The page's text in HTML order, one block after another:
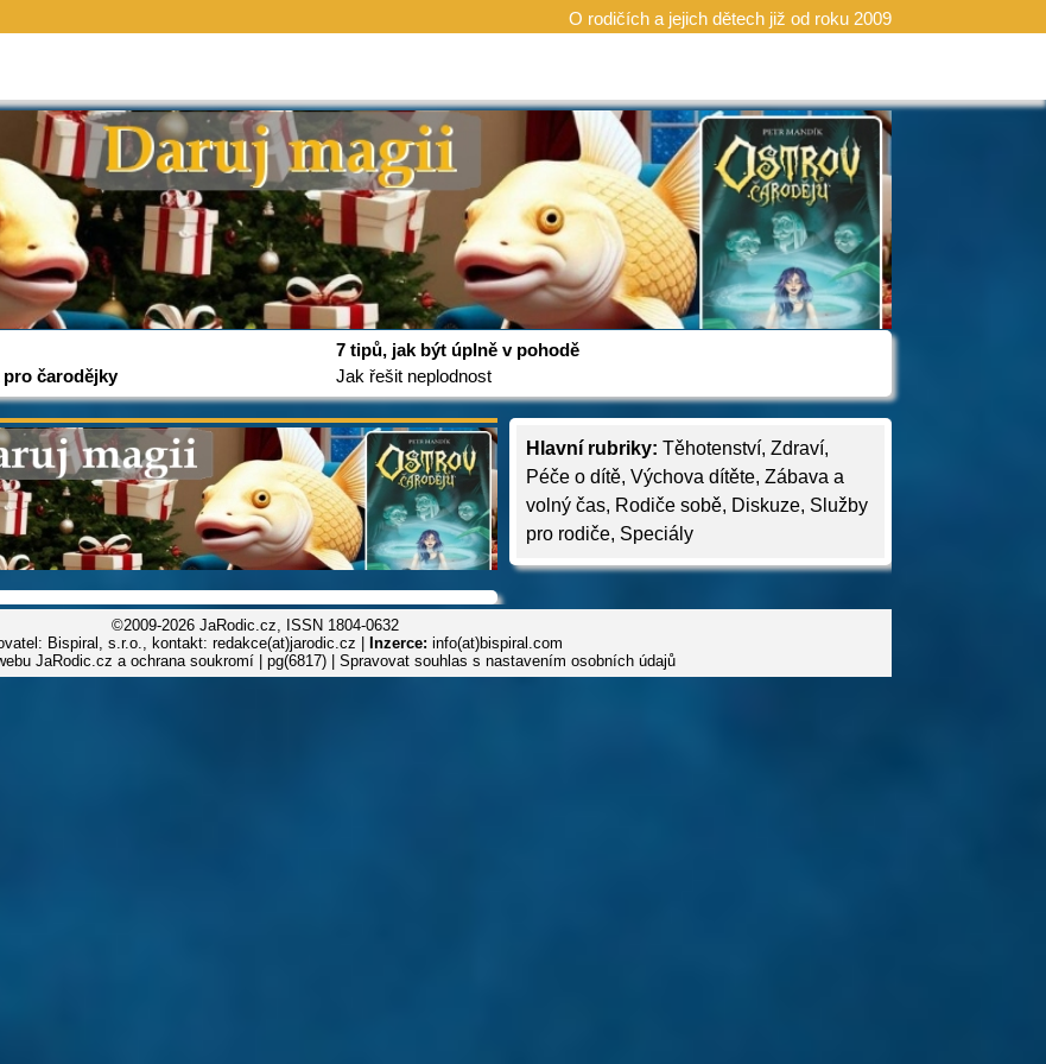
O rodičích a jejich dětech již od roku 2009
čarodějky
7 tipů, jak být úplně v pohodě
Jak řešit neplodnost
Hlavní rubriky: Těhotenství, Zdraví,
Péče o dítě, Výchova dítěte, Zábava a
volný čas, Rodiče sobě, Diskuze, Služby
pro rodiče, Speciály
©2009-2026 JaRodic.cz, ISSN 1804-0632
Bispiral, s.r.o., kontakt: redakce(at)jarodic.cz |
Inzerce: info(at)bispiral.com
JaRodic.cz a ochrana soukromí | pg(6817) | Spravovat souhlas s nastavením osobních údajů